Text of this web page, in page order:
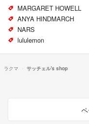
MARGARET HOWELL
ANYA HINDMARCH
NARS
lululemon
ラクマ サッチェル's shop